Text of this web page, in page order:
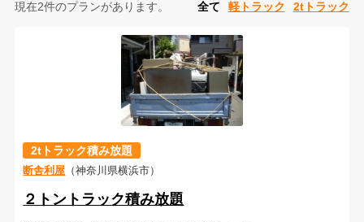
現在2件のプランがあります。 全て 軽トラック 2tトラック
2tトラック積み放題
断舎利屋 （神奈川県横浜市）
２トントラック積み放題